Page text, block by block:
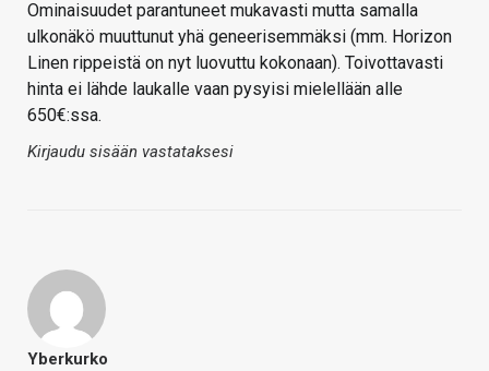
Ominaisuudet parantuneet mukavasti mutta samalla
ulkonäkö muuttunut yhä geneerisemmäksi (mm. Horizon
Linen rippeistä on nyt luovuttu kokonaan). Toivottavasti
hinta ei lähde laukalle vaan pysyisi mielellään alle
650€:ssa.
Kirjaudu sisään vastataksesi
Yberkurko